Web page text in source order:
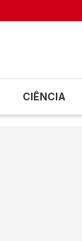
CIÊNCIA